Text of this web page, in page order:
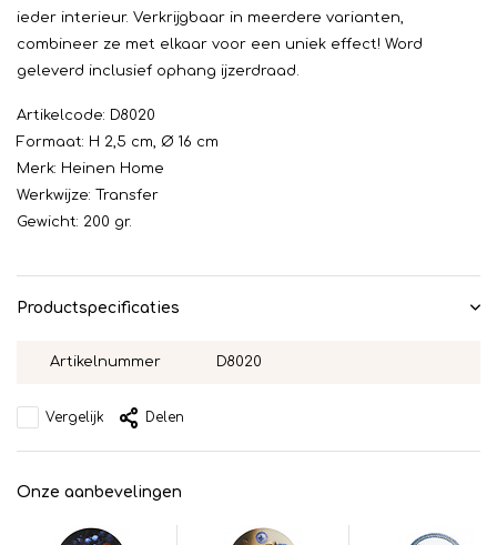
ieder interieur. Verkrijgbaar in meerdere varianten,
combineer ze met elkaar voor een uniek effect! Word
geleverd inclusief ophang ijzerdraad.
Artikelcode: D8020
Formaat: H 2,5 cm, Ø 16 cm
Merk: Heinen Home
Werkwijze: Transfer
Gewicht: 200 gr.
Productspecificaties
Artikelnummer D8020
Vergelijk Delen
Onze aanbevelingen